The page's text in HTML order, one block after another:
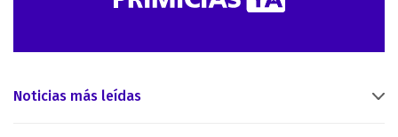
Noticias más leídas